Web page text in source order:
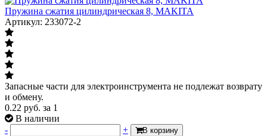
Пружина сжатия цилиндрическая 8, MAKITA
Артикул: 233072-2
Запасные части для электроинструмента не подлежат возврату
и обмену.
0.22 руб. за 1
В наличии
-
+ В корзину